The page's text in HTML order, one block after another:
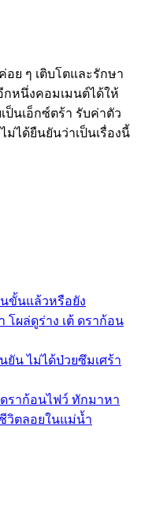
อย ๆ เติบโตและรักษา
กหนึ่งคอมเมนต์ได้ให้
ป็นเอ็กซ์ตร้า รับค่าตัว
ม่ได้ยืนยันว่าเป็นเรื่องนี้
ขั้นแล้วหรือยัง
โผล่ดูร่าง เต้ ดราก้อน
น ไม่ได้ป่วยซึมเศร้า
ราก้อนไฟว์ ทักมาหา
วิตลอยในแม่น้ำ